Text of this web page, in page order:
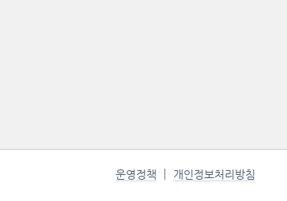
운영정책
개인정보처리방침